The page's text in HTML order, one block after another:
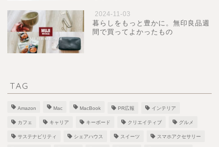
2024-11-03
暮らしをもっと豊かに。無印良品週
間で買ってよかったもの
TAG
Amazon Mac MacBook PR広報 インテリア
カフェ キャリア キーボード クリエイティブ グルメ
サステナビリティ シェアハウス スイーツ スマホアクセサリー